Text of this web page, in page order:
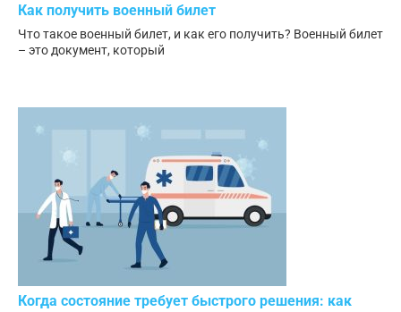
Как получить военный билет
Что такое военный билет, и как его получить? Военный билет
– это документ, который
Когда состояние требует быстрого решения: как